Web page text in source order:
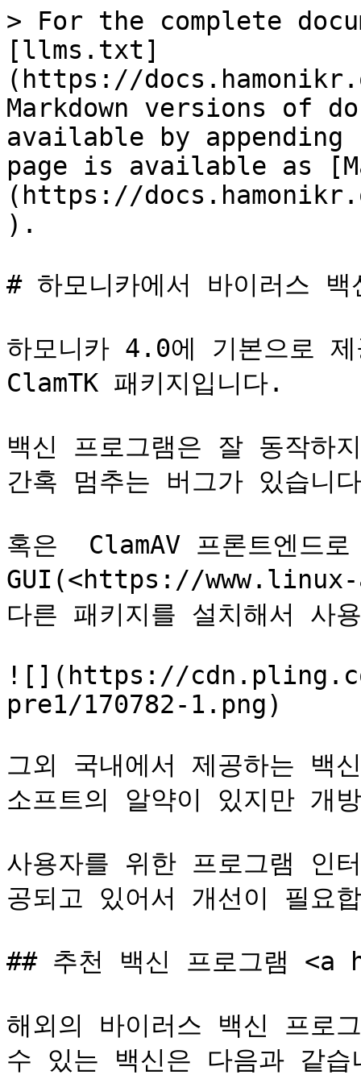
> For the complete
[llms.txt]
(https://
Markdown versions of
available by
page is available as
(https://
).
# 하모니카에서 바이러스 백
하모니카 4.0에 기본으로
ClamTK 패키지입니다.
백신 프로그램은 잘 동작하
간혹 멈추는 버그가 있습니
혹은  ClamAV 프론트엔드
GUI(<https://www.linux-
다른 패키지를 설치해서 사
![](https://
pre1/170782-1.png)
그외 국내에서 제공하는 백
소프트의 알약이 있지만 개
사용자를 위한 프로그램 인
공되고 있어서 개선이 필요
## 추천 백신 프로그램
해외의 바이러스 백신 프로
수 있는 백신은 다음과 같습